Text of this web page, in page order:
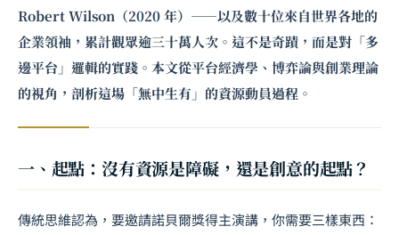
Robert Wilson （2020 年）——以及數十位來自世界各地的
企業領袖，累計觀眾逾三十萬人次。這不是奇蹟，而是對「多
邊平台」邏輯的實踐。本文從平台經濟學、博弈論與創業理論
的視角，剖析這場「無中生有」的資源動員過程。
一、起點：沒有資源是障礙，還是創意的起點？
傳統思維認為，要邀請諾貝爾獎得主演講，你需要三樣東西：